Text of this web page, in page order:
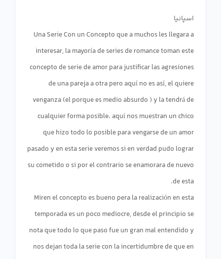
Una Serie Con un Concepto que a muchos les llegara a
interesar, la mayoría de series de romance toman este
concepto de serie de amor para justificar las agresiones
de una pareja a otra pero aquí no es así, el quiere
venganza (el porque es medio absurdo ) y la tendrá de
cualquier forma posible، aquí nos muestran un chico
que hizo todo lo posible para vengarse de un amor
pasado y en esta serie veremos si en verdad pudo lograr
su cometido o si por el contrario se enamorara de nuevo
Miren el concepto es bueno pera la realización en esta
temporada es un poco mediocre, desde el principio se
nota que todo lo que paso fue un gran mal entendido y
nos dejan toda la serie con la incertidumbre de que en